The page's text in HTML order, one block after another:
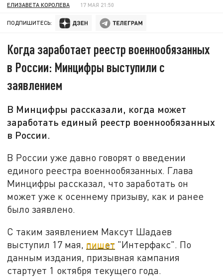
ЕЛИЗАВЕТА КОРОЛЕВА 17 МАЯ 21:50
ПОДПИШИТЕСЬ:
Когда заработает реестр военнообязанных
в России: Минцифры выступили с
заявлением
В Минцифры рассказали, когда может
заработать единый реестр военнообязанных
в России.
В России уже давно говорят о введении
единого реестра военнообязанных. Глава
Минцифры рассказал, что заработать он
может уже к осеннему призыву, как и ранее
было заявлено.
С таким заявлением Максут Шадаев
выступил 17 мая, пишет "Интерфакс". По
данным издания, призывная кампания
стартует 1 октября текущего года.